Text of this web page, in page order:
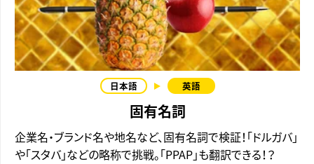
固有名詞
企業名・ブランド名や地名など、固有名詞で検証！「ドルガバ」
や「スタバ」などの略称で挑戦。「PPAP」も翻訳できる！？